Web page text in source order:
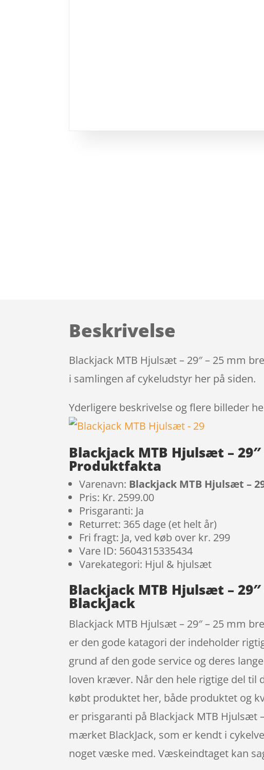
Beskrivelse
Blackjack MTB Hjulsæt – 29″ – 25 mm
i samlingen af cykeludstyr her på siden.
Yderligere beskrivelse og flere billeder
Blackjack MTB Hjulsæt – 29″
Produktfakta
Varenavn: Blackjack MTB Hjulsæt –
Pris: Kr. 2599.00
Prisgaranti: Ja
Returret: 365 dage (et helt år)
Fri fragt: Ja, ved køb over kr. 299
Vare ID: 5604315335434
Varekategori: Hjul & hjulsæt
Blackjack MTB Hjulsæt –
BlackJack
Blackjack MTB Hjulsæt – 29″ – 25 mm
er den gode katagori der indeholder
grund af den gode service og deres
loven kræver. Når den hele rigtige del til
købt produktet her, både produktet og
er prisgaranti på Blackjack MTB Hjulsæt
mærket BlackJack, som er kendt i
noget væske med. Væskeindtaget kan